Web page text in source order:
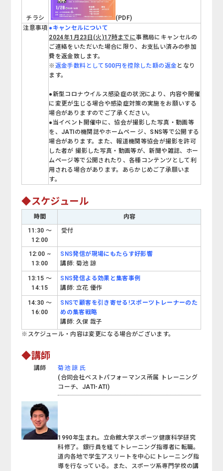
チラシ
(PDF)
注意事項 ●キャンセルについて
2024年1月23日(火)17時までに事務局にキャンセルの
ご連絡をいただいた場合に限り、お支払い済みの参加
費を返金致します。
※返金手数料として500円を控除した額の返金 となり
ます。
●新型コロナウイルス感染症の状況により、内容や開催
に変更が生じる場合や感染症対策の実施をお願いする
場合がありますのでご了承ください。
●当イベント開催中に、協会が撮影した写真・動画等
を、JATIの機関誌やホームペー ジ、SNS等で公開する
場合があります。また、報道機関等協会が撮影を許可
した者が 撮影した写真・動画等が、新聞や雑誌、ホー
ムページ等で公開されたり、各種コンテンツとして利
用される場合があります。あらかじめご了承願いま
す。
◆スケジュール
時間
内容
11:30 ～
12:00
受付
12:00 ~
13:00
SNS発信が現場にもたらす好影響
講師: 菊池 諒
13:15 ～
14:15
SNS発信よる効果と集客事例
講師: 立花 優作
14:30 ～
16:00
SNSで顧客を引き寄せる!スポーツトレーナーのた
めの集客戦略
講師: 久保 哉子
※スケジュール・内容は変更になる場合がございます。
◆講師
講師
菊池 諒 氏
(合同会社ベストパフォーマンス所属 トレーニング
コーチ、JATI-ATI)
1990年生まれ。立命館大学スポーツ健康科学研究
科修了。銀行員を経てトレーニング指導者に転職。
道内各地で学生アスリートを中心にトレーニング指
導を行なっている。また、スポーツ系専門学校の講